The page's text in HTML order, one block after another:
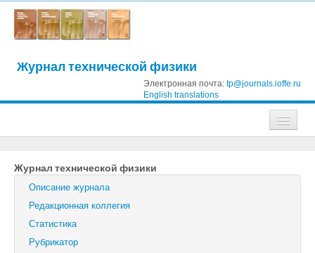
Журнал технической физики
Электронная почта: tp@journals.ioffe.ru
English translations
Журнал технической физики
Письма в Журнал технической физики
Физика твердого тела
Журнал технической физики
Описание журнала
Редакционная коллегия
Статистика
Рубрикатор